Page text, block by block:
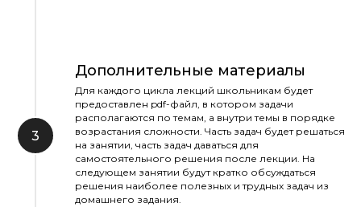
Дополнительные материалы
Для каждого цикла лекций школьникам будет
предоставлен pdf-файл, в котором задачи
располагаются по темам, а внутри темы в порядке
возрастания сложности. Часть задач будет решаться
на занятии, часть задач даваться для
самостоятельного решения после лекции. На
следующем занятии будут кратко обсуждаться
решения наиболее полезных и трудных задач из
домашнего задания.